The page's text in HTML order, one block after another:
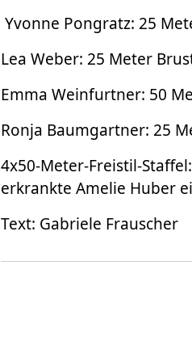
Yvonne Pongratz: 25
Lea Weber: 25 Meter
Emma Weinfurtner: 50
Ronja Baumgartner: 25
4x50-Meter-Freistil-
erkrankte Amelie Huber
Text: Gabriele Frauscher